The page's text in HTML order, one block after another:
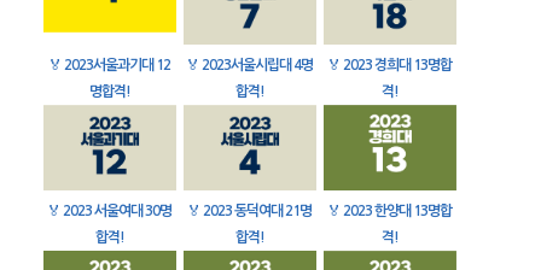
🏅 2023서울과기대 12
명합격!
🏅 2023서울시립대 4명
합격!
🏅 2023 경희대 13명합
격!
🏅 2023 서울여대 30명
합격!
🏅 2023 동덕여대 21명
합격!
🏅 2023 한양대 13명합
격!